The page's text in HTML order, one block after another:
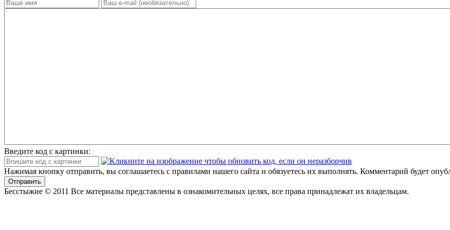
Введите код с картинки:
Нажимая кнопку отправить, вы соглашаетесь с правилами нашего сайта и обязуетесь их выполнять. Комментарий будет
Отправить
Бесстыжие © 2011 Все материалы представлены в ознакомительных целях, все права принадлежат их владельцам.